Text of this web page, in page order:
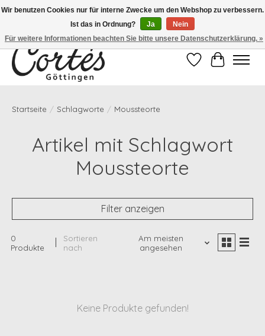
Eines der besten Cafés Deutschlands!
Wunschzettel
Ihr
Startseite / Schlagworte / Moussteorte
Artikel mit Schlagwort
Moussteorte
Filter anzeigen
0
Produkte
Sortieren
nach
Am meisten
angesehen
Keine Produkte gefunden!
Wir benutzen Cookies nur für interne Zwecke um den Webshop zu verbessern.
Ist das in Ordnung?
Ja
Nein
Für weitere Informationen beachten Sie bitte unsere Datenschutzerklärung. »